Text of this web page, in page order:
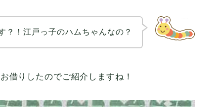
？！江戸っ子のハムちゃんなの？
借りしたのでご紹介しますね！